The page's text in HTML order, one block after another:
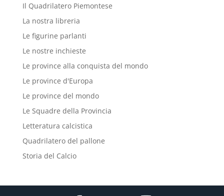
Il Quadrilatero Piemontese
La nostra libreria
Le figurine parlanti
Le nostre inchieste
Le province alla conquista del mondo
Le province d'Europa
Le province del mondo
Le Squadre della Provincia
Letteratura calcistica
Quadrilatero del pallone
Storia del Calcio